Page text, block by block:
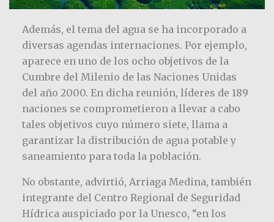
Además, el tema del agua se ha incorporado a
diversas agendas internaciones. Por ejemplo,
aparece en uno de los ocho objetivos de la
Cumbre del Milenio de las Naciones Unidas
del año 2000. En dicha reunión, líderes de 189
naciones se comprometieron a llevar a cabo
tales objetivos cuyo número siete, llama a
garantizar la distribución de agua potable y
saneamiento para toda la población.
No obstante, advirtió, Arriaga Medina, también
integrante del Centro Regional de Seguridad
Hídrica auspiciado por la Unesco, “en los